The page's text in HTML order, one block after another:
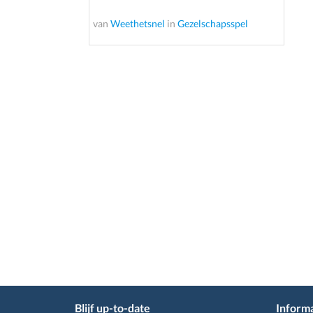
van Weethetsnel in Gezelschapsspel
Blijf up-to-date